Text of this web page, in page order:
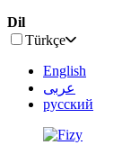
Dil
Türkçe
English
عربى
русский